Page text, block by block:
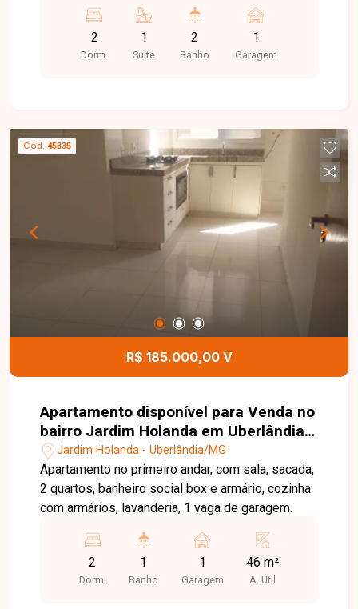
de lazer. A região oferece praticidade e
comodidade no dia a dia. Apartamento com
aproximadamente 63 m² de área privativa, sendo
granito, área de serviço com armário e 1 vaga de
garagem descoberta na parte externa do
condomínio. Uma excelente oportunidade para
quem busca conforto, funcionalidade e uma ótima
localização. Entre em contato e agende sua
2
Dorm.
1
Suite
2
Banho
1
Garagem
Cód. 45335
R$ 185.000,00 V
Apartamento disponível para Venda no
bairro Jardim Holanda em Uberlândia-
MGJardim Holanda - Uberlândia/MG
Apartamento no primeiro andar, com sala, sacada,
2 quartos, banheiro social box e armário, cozinha
com armários, lavanderia, 1 vaga de garagem.
2
Dorm.
1
Banho
1
Garagem
46 m²
A. Útil